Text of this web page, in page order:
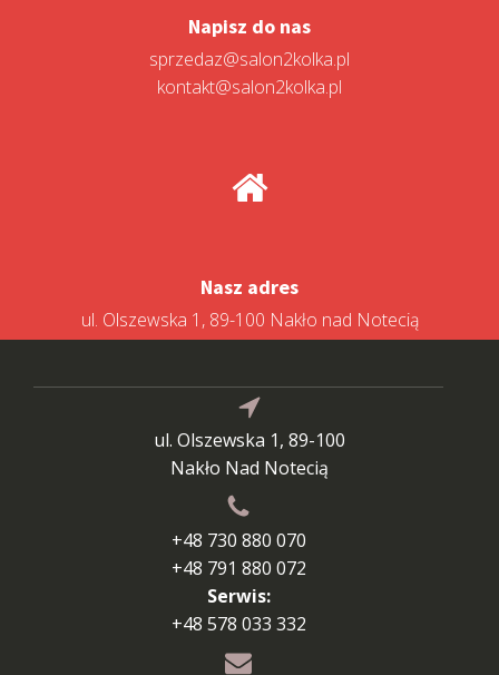
Napisz do nas
sprzedaz@salon2kolka.pl
kontakt@salon2kolka.pl
Nasz adres
ul. Olszewska 1, 89-100 Nakło nad Notecią
ul. Olszewska 1, 89-100
Nakło Nad Notecią
+48 730 880 070
+48 791 880 072
Serwis:
+48 578 033 332